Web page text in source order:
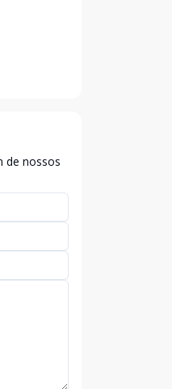
de nossos